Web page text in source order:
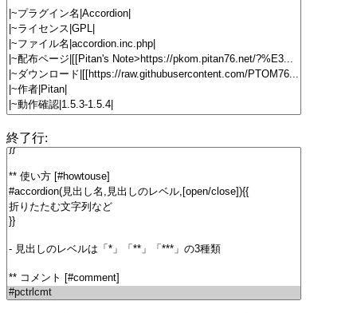
終了行: